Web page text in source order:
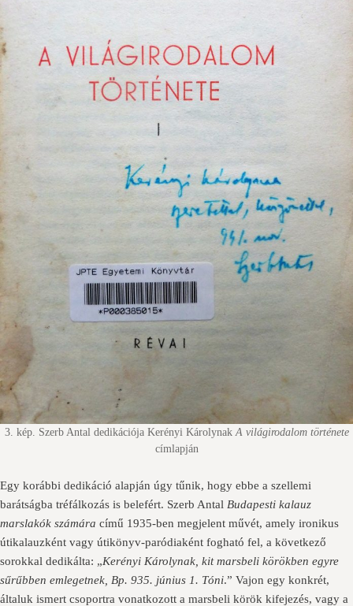
3. kép. Szerb Antal dedikációja Kerényi KárolynakA világirodalom története
címlapján
Egy korábbi dedikáció alapján úgy tűnik, hogy ebbe a szellemi
barátságba tréfálkozás is belefért. Szerb Antal Budapesti kalauz
marslakók számára című 1935-ben megjelent művét, amely ironikus
útikalauzként vagy útikönyv-paródiaként fogható fel, a következő
sorokkal dedikálta: „Kerényi Károlynak, kit marsbeli körökben egyre
sűrűbben emlegetnek, Bp. 935. június 1. Tóni.” Vajon egy konkrét,
általuk ismert csoportra vonatkozott a marsbeli körök kifejezés, vagy a